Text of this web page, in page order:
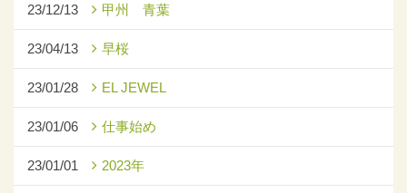
23/12/13 甲州 青葉
23/04/13 早桜
23/01/28 EL JEWEL
23/01/06 仕事始め
23/01/01 2023年